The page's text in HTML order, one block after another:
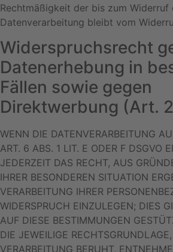
Rechtmäßigkeit der bis zum Widerruf
Datenverarbeitung bleibt vom
Widerspruchsrecht
Datenerhebung in
Fällen sowie gegen
Direktwerbung (Art.
WENN DIE DATENVERARBEITUNG
ART. 6 ABS. 1 LIT. E ODER F DSGVO
JEDERZEIT DAS RECHT, AUS
IHRER BESONDEREN SITUATION
VERARBEITUNG IHRER
WIDERSPRUCH EINZULEGEN; DIES
AUF DIESE BESTIMMUNGEN
DIE JEWEILIGE
VERARBEITUNG BERUHT,